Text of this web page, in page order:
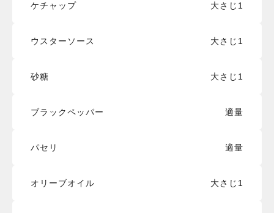
ケチャップ 大さじ1
ウスターソース 大さじ1
砂糖 大さじ1
ブラックペッパー 適量
パセリ 適量
オリーブオイル 大さじ1